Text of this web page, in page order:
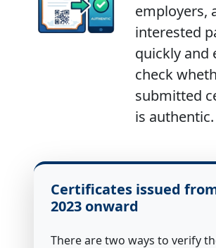
employers,
interested
quickly and
check
submitted
is authentic.
Certificates issued
2023 onward
There are two ways to verify